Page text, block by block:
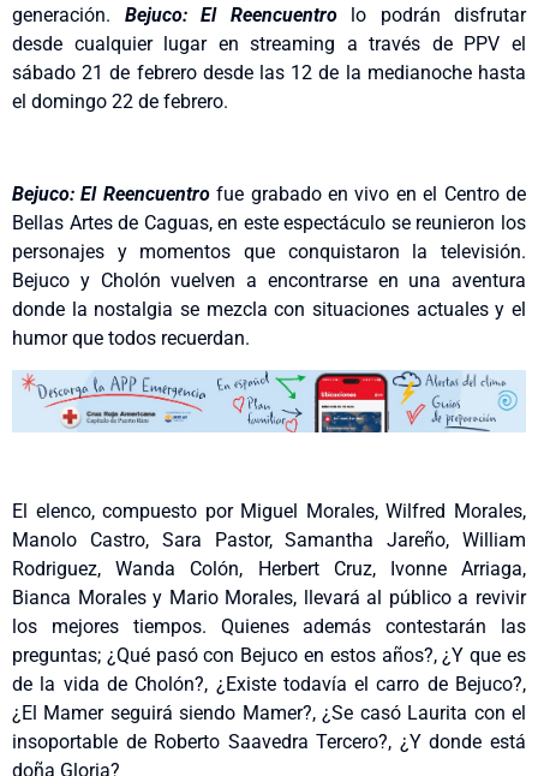
generación. Bejuco: El Reencuentro lo podrán disfrutar
desde cualquier lugar en streaming a través de PPV el
sábado 21 de febrero desde las 12 de la medianoche hasta
el domingo 22 de febrero.
Bejuco: El Reencuentrofue grabado en vivo en el Centro de
Bellas Artes de Caguas, en este espectáculo se reunieron los
personajes y momentos que conquistaron la televisión.
Bejuco y Cholón vuelven a encontrarse en una aventura
donde la nostalgia se mezcla con situaciones actuales y el
humor que todos recuerdan.
El elenco, compuesto por Miguel Morales, Wilfred Morales,
Manolo Castro, Sara Pastor, Samantha Jareño, William
Rodriguez, Wanda Colón, Herbert Cruz, Ivonne Arriaga,
Bianca Morales y Mario Morales, llevará al público a revivir
los mejores tiempos. Quienes además contestarán las
preguntas; ¿Qué pasó con Bejuco en estos años?, ¿Y que es
de la vida de Cholón?, ¿Existe todavía el carro de Bejuco?,
¿El Mamer seguirá siendo Mamer?, ¿Se casó Laurita con el
insoportable de Roberto Saavedra Tercero?, ¿Y donde está
doña Gloria?